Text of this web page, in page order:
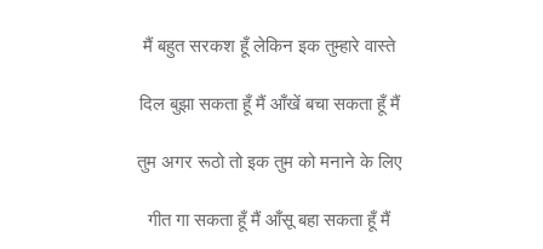
मैं बहुत सरकश हूँ लेकिन इक तुम्हारे वास्ते
दिल बुझा सकता हूँ मैं आँखें बचा सकता हूँ मैं
तुम अगर रूठो तो इक तुम को मनाने के लिए
गीत गा सकता हूँ मैं आँसू बहा सकता हूँ मैं